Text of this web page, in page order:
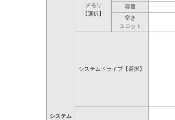
システム
メモリ
【選択】
容量
空き
スロット
システムドライブ【選択】